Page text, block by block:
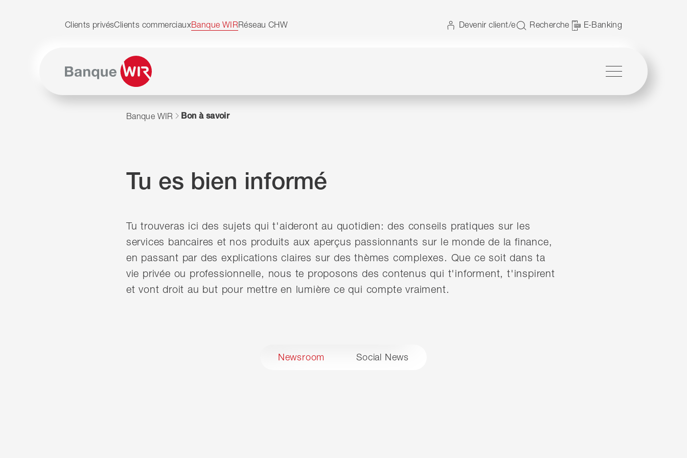
Clients privésClients commerciauxBanque WIRRéseau CHW Devenir client/e Recherche E-Banking
Banque WIR Bon à savoir
Tu es bien informé
Tu trouveras ici des sujets qui t'aideront au quotidien: des conseils pratiques sur les
services bancaires et nos produits aux aperçus passionnants sur le monde de la finance,
en passant par des explications claires sur des thèmes complexes. Que ce soit dans ta
vie privée ou professionnelle, nous te proposons des contenus qui t'informent, t'inspirent
et vont droit au but pour mettre en lumière ce qui compte vraiment.
Newsroom Social News